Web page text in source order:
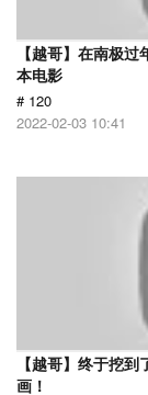
【越哥】在南极
本电影
# 120
2022-02-03 10:41
【越哥】终于挖
画！